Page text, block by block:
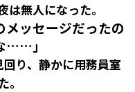
は無人になった。
メッセージだったの
……」
り、静かに用務員室
。